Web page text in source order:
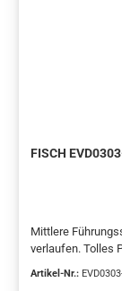
FISCH
Mittlere
verlaufen. Tolles
Artikel-Nr.: